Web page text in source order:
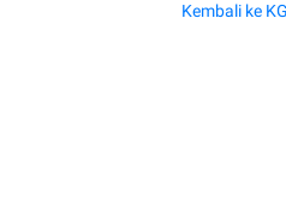
Kembali ke